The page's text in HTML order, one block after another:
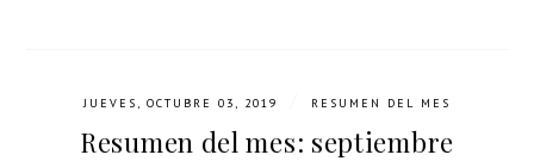
JUEVES, OCTUBRE 03, 2019 RESUMEN DEL MES
Resumen del mes: septiembre